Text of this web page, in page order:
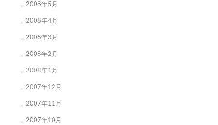
2008年5月
2008年4月
2008年3月
2008年2月
2008年1月
2007年12月
2007年11月
2007年10月